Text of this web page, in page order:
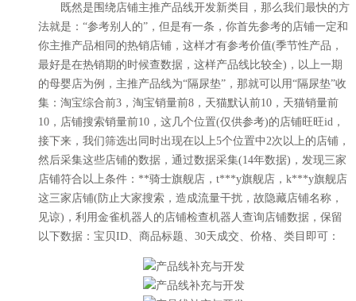
既然是围绕店铺主推产品线开发新类目，那么我们最快的方
法就是：“参考别人的”，但是有一条，你首先参考的店铺一定和
你主推产品相同的热销店铺，这样才有参考价值(季节性产品，
最好是在热销期的时候查数据，这样产品线比较全)，以上一期
的母婴店为例，主推产品线为“隔尿垫”，那就可以用“隔尿垫”收
集：淘宝综合前3，淘宝销量前8，天猫默认前10，天猫销量前
10，店铺搜索销量前10，这几个位置(仅供参考)的店铺旺旺id，
接下来，我们筛选出同时出现在以上5个位置中2次以上的店铺，
然后采集这些店铺的数据，通过数据采集(14年数据)，发现三家
店铺符合以上条件：**骑士旗舰店，t***y旗舰店，k***y旗舰店
这三家店铺(防止大家搜索，造成流量干扰，故隐藏店铺名称，
见谅)，利用金雀机器人的店铺检查机器人查询店铺数据，保留
以下数据：宝贝ID、商品标题、30天成交、价格、类目即可：